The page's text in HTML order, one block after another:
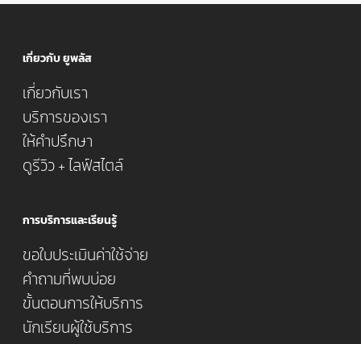
เกี่ยวกับ ยูพลัส
เกี่ยวกับเรา
บริการของเรา
ให้คำปรึกษา
ดูรีวิว + ไลฟ์สไตล์
การบริการและเรียนรู้
ขอใบประเมินค่าใช้จ่าย
คำถามที่พบบ่อย
ขั้นตอนการให้บริการ
นักเรียนผู้ใช้บริการ